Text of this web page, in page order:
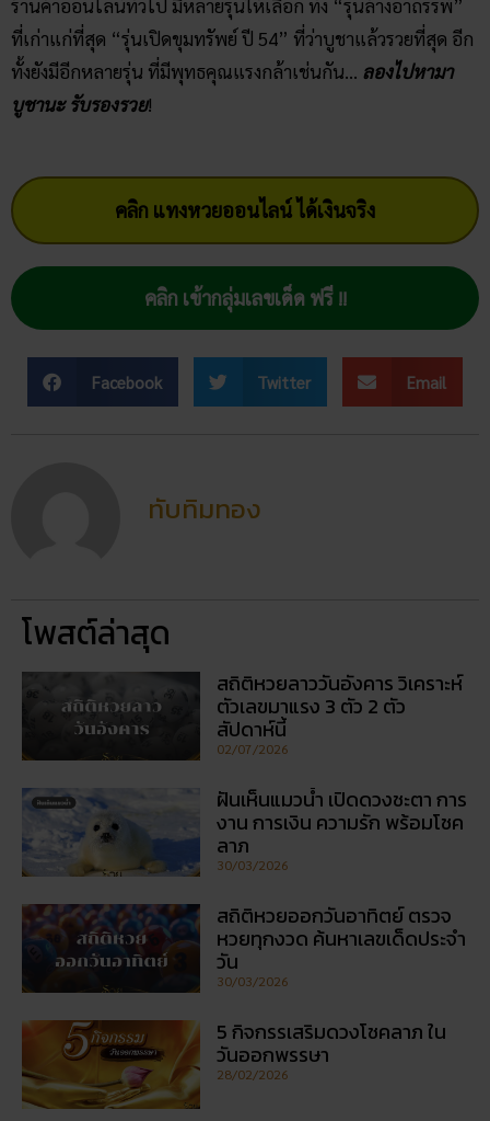
ร้านค้าออนไลน์ทั่วไป มีหลายรุ่นให้เลือก ทั้ง “รุ่นล้างอาถรรพ์”
ที่เก่าแก่ที่สุด “รุ่นเปิดขุมทรัพย์ ปี 54” ที่ว่าบูชาแล้วรวยที่สุด อีก
ทั้งยังมีอีกหลายรุ่น ที่มีพุทธคุณแรงกล้าเช่นกัน… ลองไปหามา
บูชานะ รับรองรวย!
คลิก แทงหวยออนไลน์ ได้เงินจริง
คลิก เข้ากลุ่มเลขเด็ด ฟรี !!
Facebook Twitter Email
ทับทิมทอง
โพสต์ล่าสุด
สถิติหวยลาววันอังคาร วิเคราะห์
ตัวเลขมาแรง 3 ตัว 2 ตัว
สัปดาห์นี้
02/07/2026
ฝันเห็นแมวน้ำ เปิดดวงชะตา การ
งาน การเงิน ความรัก พร้อมโชค
ลาภ
30/03/2026
สถิติหวยออกวันอาทิตย์ ตรวจ
หวยทุกงวด ค้นหาเลขเด็ดประจำ
วัน
30/03/2026
5 กิจกรรเสริมดวงโชคลาภ ใน
วันออกพรรษา
28/02/2026